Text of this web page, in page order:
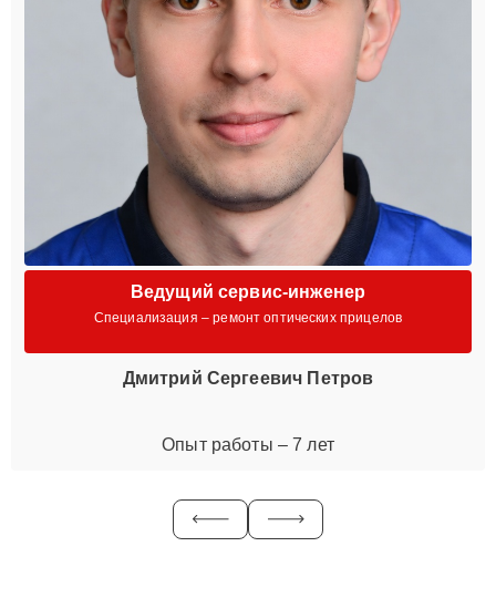
Ведущий сервис-инженер
Специализация – ремонт оптических прицелов
Дмитрий Сергеевич Петров
Опыт работы – 7 лет